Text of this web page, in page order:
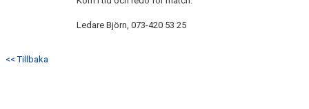
Ledare Björn, 073-420 53 25
<< Tillbaka